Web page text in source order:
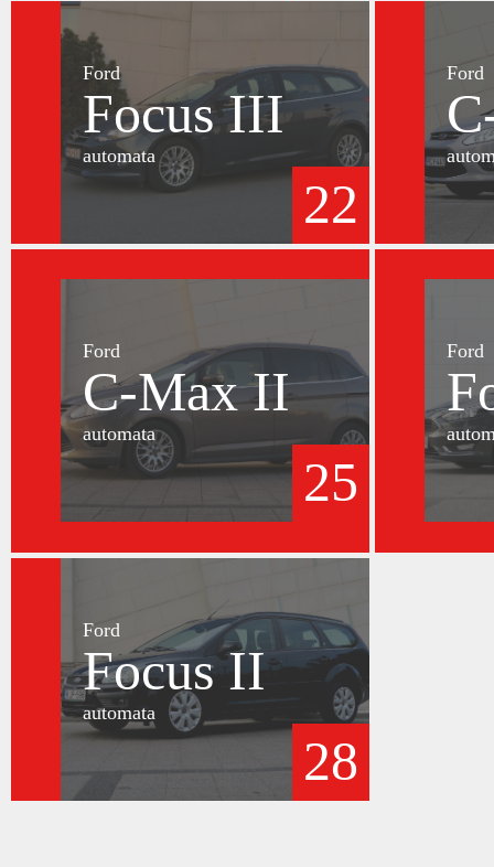
Ford
Focus III
automata
22
Ford
Ford
C-Max II
automata
25
Ford
Ford
Focus II
automata
28